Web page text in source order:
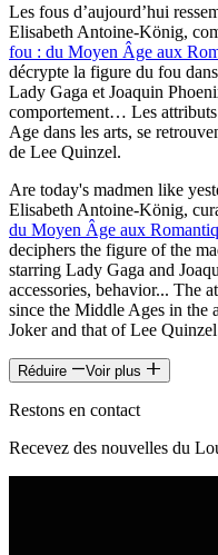
Les fous d’aujourd’hui
Elisabeth Antoine-König,
fou : du Moyen Âge aux
décrypte la figure du fou
Lady Gaga et Joaquin
comportement… Les
Age dans les arts, se
de Lee Quinzel.
Are today's madmen like
Elisabeth Antoine-König,
du Moyen Âge aux
deciphers the figure of the
starring Lady Gaga and
accessories, behavior... The
since the Middle Ages in the
Joker and that of Lee
Réduire Voir plus
Restons en contact
Recevez des nouvelles du